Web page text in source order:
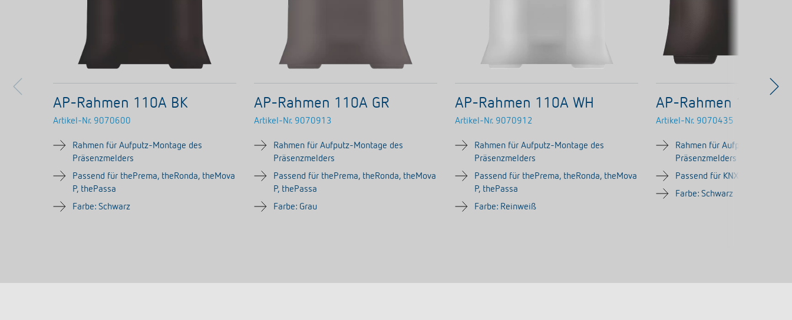
AP-Rahmen 110A BK
Artikel-Nr. 9070600
Rahmen für Aufputz-Montage des
Präsenzmelders
Passend für thePrema, theRonda, theMova
P, thePassa
Farbe: Schwarz
AP-Rahmen 110A GR
Artikel-Nr. 9070913
Rahmen für Aufputz-Montage des
Präsenzmelders
Passend für thePrema, theRonda, theMova
P, thePassa
Farbe: Grau
AP-Rahmen 110A WH
Artikel-Nr. 9070912
Rahmen für Aufputz-Montage des
Präsenzmelders
Passend für thePrema, theRonda, theMova
P, thePassa
Farbe: Reinweiß
AP-Rahmen 110B BK
Artikel-Nr. 9070435
Rahmen für Aufputz-Montage
Präsenzmelders
Passend für KNX-Versionen
Farbe: Schwarz